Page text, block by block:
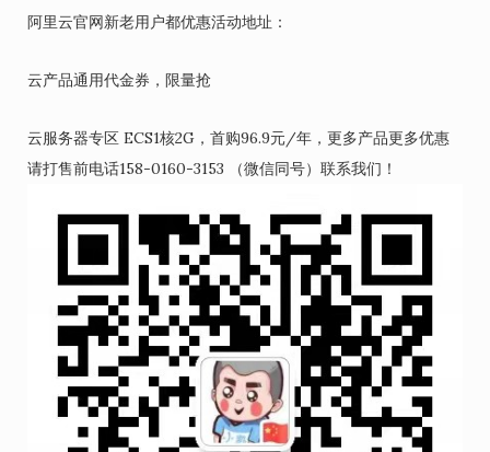
阿里云官网新老用户都优惠活动地址：
云产品通用代金券，限量抢
云服务器专区 ECS1核2G，首购96.9元/年，更多产品更多优惠
请打售前电话158-0160-3153 （微信同号）联系我们！